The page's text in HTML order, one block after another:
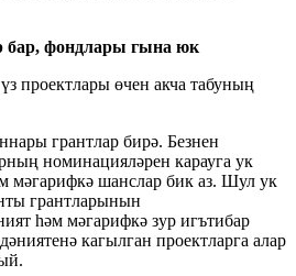
бар, фондлары гына юк
проектлары өчен акча табуның
грантлар бирә. Безнен
номинацияләрен карауга ук
мәгарифкә шанслар бик аз. Шул ук
грантларынын
һәм мәгарифкә зур игътибар
кагылган проектларга алар